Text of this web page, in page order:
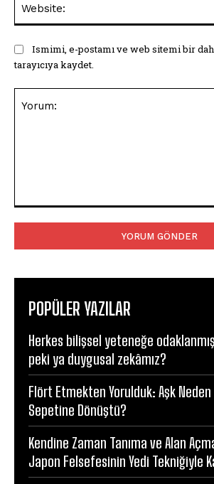
Ismimi, e-postamı ve web sitemi bir
tarayıcıya kaydet.
POPÜLER YAZILAR
Herkes bilişsel yeteneğe
peki ya duygusal zekâmız?
Flört Etmekten Yorulduk: Aşk Neden
Sepetine Dönüştü?
Kendine Zaman Tanıma ve Alan
Japon Felsefesinin Yedi Tekniğiyle